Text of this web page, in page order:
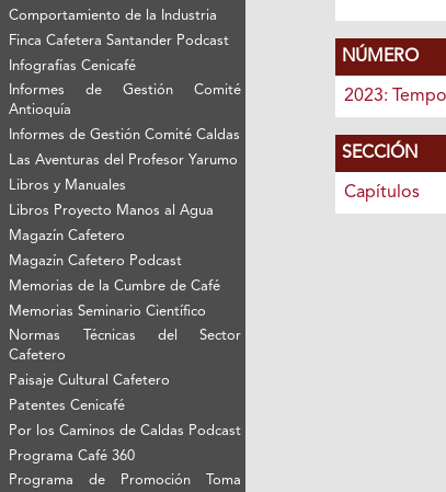
Comportamiento de la Industria
Finca Cafetera Santander Podcast
Infografías Cenicafé
Informes de Gestión Comité
Antioquía
Informes de Gestión Comité Caldas
Las Aventuras del Profesor Yarumo
Libros y Manuales
Libros Proyecto Manos al Agua
Magazín Cafetero
Magazín Cafetero Podcast
Memorias de la Cumbre de Café
Memorias Seminario Científico
Normas Técnicas del Sector
Cafetero
Paisaje Cultural Cafetero
Patentes Cenicafé
Por los Caminos de Caldas Podcast
Programa Café 360
Programa de Promoción Toma
NÚMERO
2023:
SECCIÓN
Capítulos